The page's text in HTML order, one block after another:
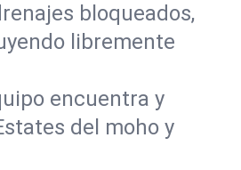
bloqueados,
libremente
encuentra y
del moho y